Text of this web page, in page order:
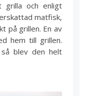
grilla och enligt
matfisk,
på grillen. En av
hem till grillen.
blev den helt